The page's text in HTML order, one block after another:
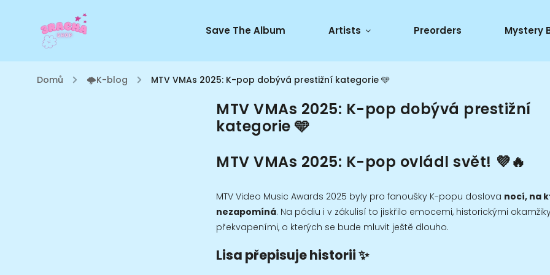
Save The Album Artists Preorders Mystery
Domů / 🌩K-blog / MTV VMAs 2025: K-pop dobývá prestižní kategorie 🩵
MTV VMAs 2025: K-pop dobývá prestižní
kategorie 🩵
MTV VMAs 2025: K-pop ovládl svět! 💜🔥
MTV Video Music Awards 2025 byly pro fanoušky K-popu doslova nocí, na
nezapomíná. Na pódiu i v zákulisí to jiskřilo emocemi, historickými
překvapeními, o kterých se bude mluvit ještě dlouho.
Lisa přepisuje historii ✨